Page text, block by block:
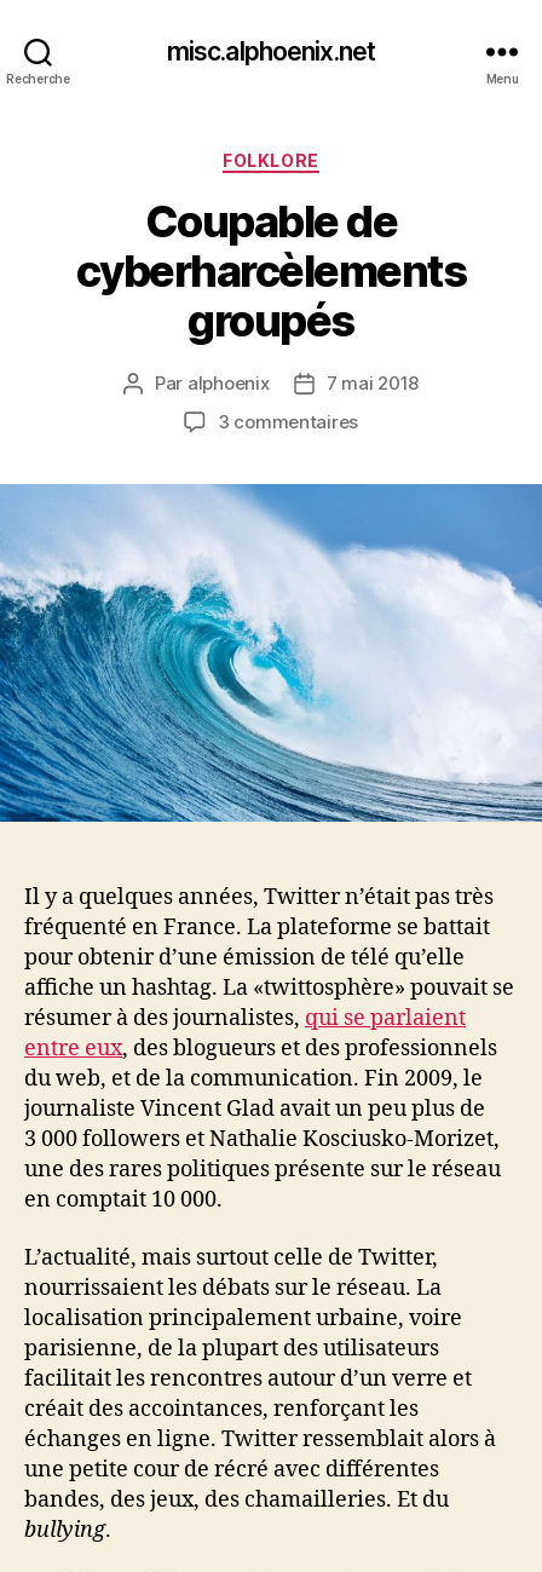
Recherche
misc.alphoenix.net
Menu
Catégories
FOLKLORE
Coupable de
cyberharcèlements
groupés
Auteur
l’article
Par alphoenix
Date7 mai 2018
3 commentairessur
Il y a quelques années, Twitter n’était pas très
fréquenté en France. La plateforme se battait
pour obtenir d’une émission de télé qu’elle
affiche un hashtag. La «twittosphère» pouvait se
résumer à des journalistes, qui se parlaient
entre eux, des blogueurs et des professionnels
du web, et de la communication. Fin 2009, le
journaliste Vincent Glad avait un peu plus de
3 000 followers et Nathalie Kosciusko-Morizet,
une des rares politiques présente sur le réseau
en comptait 10 000.
L’actualité, mais surtout celle de Twitter,
nourrissaient les débats sur le réseau. La
localisation principalement urbaine, voire
parisienne, de la plupart des utilisateurs
facilitait les rencontres autour d’un verre et
créait des accointances, renforçant les
échanges en ligne. Twitter ressemblait alors à
une petite cour de récré avec différentes
bandes, des jeux, des chamailleries. Et du
bullying.